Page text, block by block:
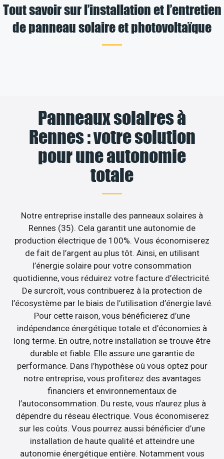
Tout savoir sur l’installation et l’entretien
de panneau solaire et photovoltaïque
Panneaux solaires à
Rennes : votre solution
pour une autonomie
totale
Notre entreprise installe des panneaux solaires à
Rennes (35). Cela garantit une autonomie de
production électrique de 100%. Vous économiserez
de fait de l’argent au plus tôt. Ainsi, en utilisant
l’énergie solaire pour votre consommation
quotidienne, vous réduirez votre facture d’électricité.
De surcroît, vous contribuerez à la protection de
l’écosystème par le biais de l’utilisation d’énergie lavé.
Pour cette raison, vous bénéficierez d’une
indépendance énergétique totale et d’économies à
long terme. En outre, notre installation se trouve être
durable et fiable. Elle assure une garantie de
performance. Dans l’hypothèse où vous optez pour
notre entreprise, vous profiterez des avantages
financiers et environnementaux de
l’autoconsommation. Du reste, vous n’aurez plus à
dépendre du réseau électrique. Vous économiserez
sur les coûts. Vous pourrez aussi bénéficier d’une
installation de haute qualité et atteindre une
autonomie énergétique entière. Notamment vous